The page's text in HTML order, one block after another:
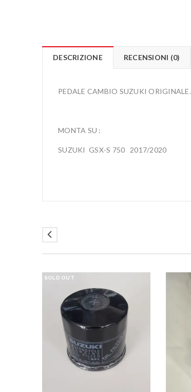
DESCRIZIONE RECENSIONI (0)
PEDALE CAMBIO SUZUKI ORIGINALE.
MONTA SU :
SUZUKI GSX-S 750 2017/2020
SOLD OUT